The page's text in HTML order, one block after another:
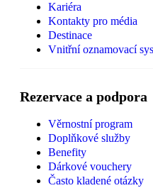
Kariéra
Kontakty pro média
Destinace
Vnitřní oznamovací
Rezervace a podpora
Věrnostní program
Doplňkové služby
Benefity
Dárkové vouchery
Často kladené otázky